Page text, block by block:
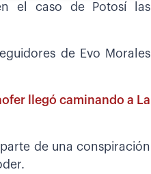
el caso de Potosí las
de Evo Morales
llegó caminando a La
de una conspiración